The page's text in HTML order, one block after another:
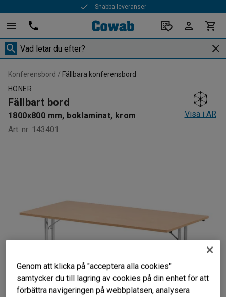
Snabba leveranser
Konferensbord
Fällbara konferensbord
HÖNER
Fällbart bord
1800x800 mm, boklaminat, krom
Art. nr: 143401
Visa i AR
Genom att klicka på "acceptera alla cookies"
samtycker du till lagring av cookies på din enhet för att
förbättra navigeringen på webbplatsen, analysera